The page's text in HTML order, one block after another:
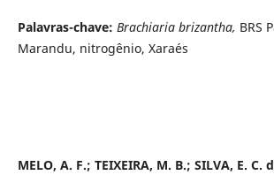
Palavras-chave: Brachiaria brizantha, BRS
Marandu, nitrogênio, Xaraés
MELO, A. F.; TEIXEIRA, M. B.; SILVA, E. C.